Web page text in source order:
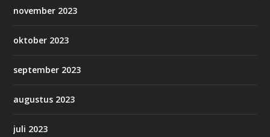
november 2023
oktober 2023
september 2023
augustus 2023
juli 2023